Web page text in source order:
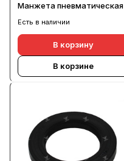
Манжета пневматическая
Есть в наличии
В корзину
В корзине